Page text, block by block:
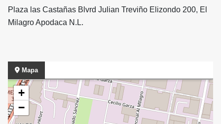
Plaza las Castañas Blvrd Julian Treviño Elizondo 200, El
Milagro Apodaca N.L.
Mapa
+
−